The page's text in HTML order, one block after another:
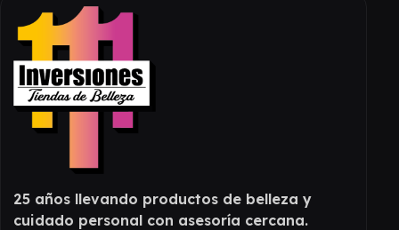
25 años llevando productos de belleza y
cuidado personal con asesoría cercana.